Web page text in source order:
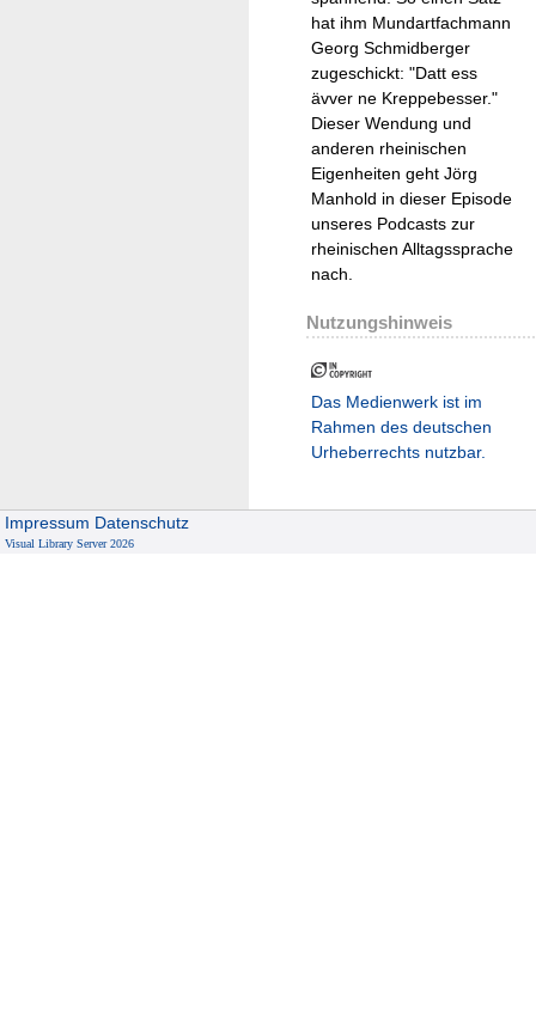
hat ihm Mundartfachmann
Georg Schmidberger
zugeschickt: "Datt ess
ävver ne Kreppebesser."
Dieser Wendung und
anderen rheinischen
Eigenheiten geht Jörg
Manhold in dieser Episode
unseres Podcasts zur
rheinischen Alltagssprache
nach.
Nutzungshinweis
Das Medienwerk ist im
Rahmen des deutschen
Urheberrechts nutzbar.
Impressum Datenschutz
Visual Library Server 2026